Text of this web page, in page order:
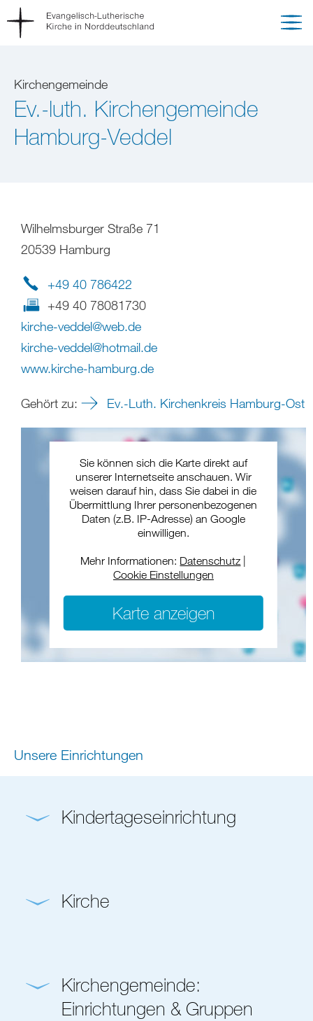
Kirchengemeinde
Ev.-luth. Kirchengemeinde
Hamburg-Veddel
Wilhelmsburger Straße 71
20539 Hamburg
+49 40 786422
+49 40 78081730
kirche-veddel@web.de
kirche-veddel@hotmail.de
www.kirche-hamburg.de
Gehört zu: Ev.-Luth. Kirchenkreis Hamburg-Ost
Sie können sich die Karte direkt auf
unserer Internetseite anschauen. Wir
weisen darauf hin, dass Sie dabei in die
Übermittlung Ihrer personenbezogenen
Daten (z.B. IP-Adresse) an Google
einwilligen.
Mehr Informationen: Datenschutz
Cookie Einstellungen
Karte anzeigen
Unsere Einrichtungen
Kindertageseinrichtung
Kirche
Kirchengemeinde:
Einrichtungen & Gruppen